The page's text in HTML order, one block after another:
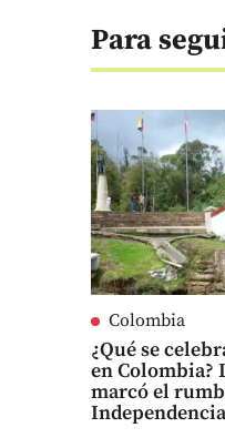
Para
Colombia
¿Qué se
en Colombia?
marcó el
Independencia